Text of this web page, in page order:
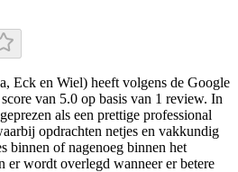
Eck en Wiel) heeft volgens de Google
van 5.0 op basis van 1 review. In
als een prettige professional
opdrachten netjes en vakkundig
binnen of nagenoeg binnen het
er wordt overlegd wanneer er betere